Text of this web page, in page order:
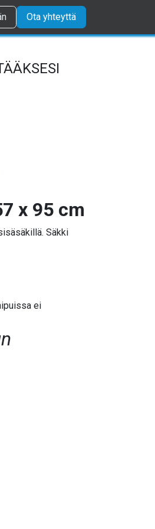
Ota yhteyttä
x 95 cm
Säkki
ei